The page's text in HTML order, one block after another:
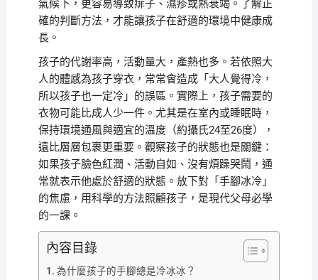
氣候下，更容易導致痱子、濕疹或熱衰竭。了解正
確的判斷方法，才能讓孩子在舒適的環境中健康成
長。
孩子的代謝率高，活動量大，產熱也多。若依照大
人的體感為孩子穿衣，常常會造成「大人覺得冷，
所以孩子也一定冷」的誤區。實際上，孩子需要的
衣物可能比成人少一件。尤其是在室內或睡眠時，
保持環境通風與適宜的溫度（約攝氏24至26度），
遠比層層包裹更重要。觀察孩子的狀態也是關鍵：
如果孩子臉色紅潤、活動自如、沒有煩躁哭鬧，通
常就表示他處於舒適的狀態。放下對「手腳冰冷」
的焦慮，用科學的方法照顧孩子，是現代父母必學
的一課。
內容目錄
為什麼孩子的手腳總是冷冰冰？